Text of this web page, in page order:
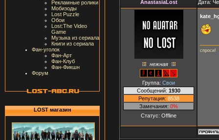
Рекламные ролики
Мобизоды
Lost Puzzle
Обои
Lost:The Video
Game
Музыка из сериала
Книги из сериала
Фан-уголок
Фан-Арт
Фан-Клуб
Фан-Фикшн
Форум
LOST магазин
AnastasiaLost Дата:
нежная
Группа: Свои
Сообщений: 1930
Репутация: 8538
Замечания: 0%
Статус: Offline
cпроси!